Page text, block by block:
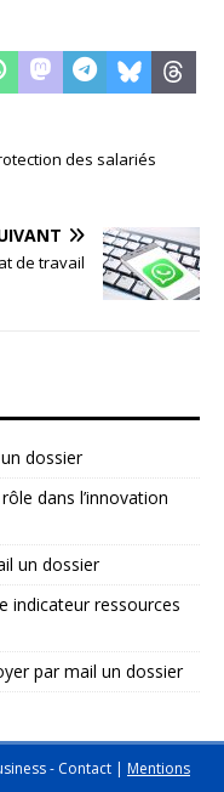
des salariés
de travail
dossier
dans l’innovation
un dossier
indicateur ressources
par mail un dossier
- Contact | Mentions